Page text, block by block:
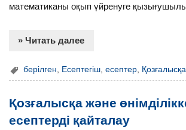
математиканы оқып үйренуге
» Читать далее
берілген Есептегіш ,есептер Қозғалысқа
Қозғалысқа және
есептерді қайталау